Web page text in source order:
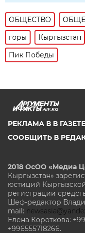
ОБЩЕСТВО
горы
Кыргызстан
Пик Победы
AIF.KG
РЕКЛАМА В В
СООБЩИТЬ В
2018 ОсОО «Медиа
Кыргызстан»
юстиций
регистрации
Шеф-редактор
mail:
Елена Короткова:
+996555718266.